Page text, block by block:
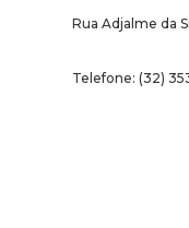
Rua Adjalme da
Telefone: (32)